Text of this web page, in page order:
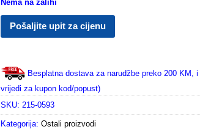
Nema na zalihi
Pošaljite upit za cijenu
Besplatna dostava za narudžbe preko 200 KM,
vrijedi za kupon kod/popust)
SKU: 215-0593
Kategorija: Ostali proizvodi